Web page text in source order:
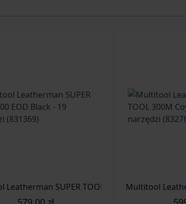
Multitool Leatherman SUPER TOOL 300 EOD Black - 19 narzędzi (831368)